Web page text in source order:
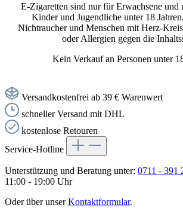
E-Zigaretten sind nur für Erwachsene und
Kinder und Jugendliche unter 18
Nichtraucher und Menschen mit Herz-
oder Allergien gegen die
Kein Verkauf an Personen unter
Versandkostenfrei ab 39 € Warenwert
schneller Versand mit DHL
kostenlose Retouren
Service-Hotline
Unterstützung und Beratung unter: 0711 - 391
11:00 - 19:00 Uhr
Oder über unserKontaktformular.